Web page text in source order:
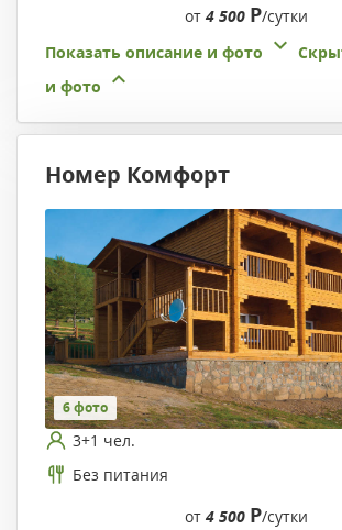
от 4 500 Р/сутки
Показать описание и фото
и фото
Номер Комфорт
6 фото
3+1 чел.
Без питания
от 4 500 Р/сутки